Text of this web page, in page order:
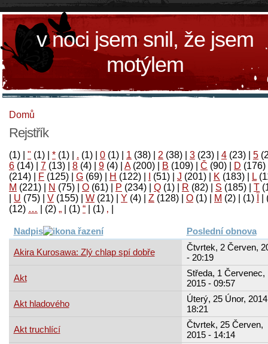
v noci jsem snil, že jsem
motýlem
Domů
Rejstřík
(1) " (1) * (1) . (1) 0 (1) 1 (38) 2 (38) 3 (23) 4 (23) 5
6 (14) 7 (13) 8 (4) 9 (4) A(200) B (109) Č (90) D (176)
(214)
F (125) G (69) H (122) (51) J (201) K (183) L
M (221) N (75) O (61) P (234) Q (1) R (82) S (185) T
U (75) V (155) W (21) Y (4) Z (128) Ο (1) М (2)
(1)
‚
(1)
“
(1)
„
(2)
…
(12)
Nadpis Poslední obnova
Akira Kurosawa: Zlý chlap spí dobře
Čtvrtek, 2 Červen,
- 20:19
Akt
Středa, 1 Červenec,
2015 - 09:57
Akt hladového
Úterý, 25 Únor,
18:21
Akt truchlící
Čtvrtek, 25 Červen,
2015 - 14:14